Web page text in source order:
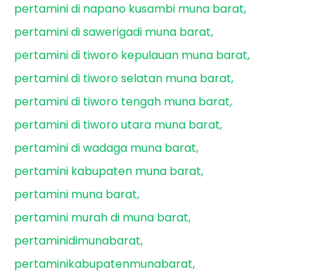
pertamini di napano kusambi muna barat
pertamini di sawerigadi muna barat
pertamini di tiworo kepulauan muna barat
pertamini di tiworo selatan muna barat
pertamini di tiworo tengah muna barat
pertamini di tiworo utara muna barat
pertamini di wadaga muna barat
pertamini kabupaten muna barat
pertamini muna barat
pertamini murah di muna barat
pertaminidimunabarat
pertaminikabupatenmunabarat